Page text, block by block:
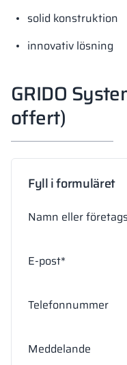
solid konstruktion
innovativ lösning
GRIDO
offert)
Fyll i formuläret
Namn eller
E-post*
Telefonnummer
Meddelande